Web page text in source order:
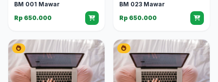
BM 001 Mawar
Rp 650.000
BM 023 Mawar
Rp 650.000